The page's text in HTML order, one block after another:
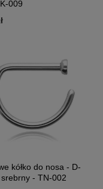
009
kółko do nosa - D-
- TN-002